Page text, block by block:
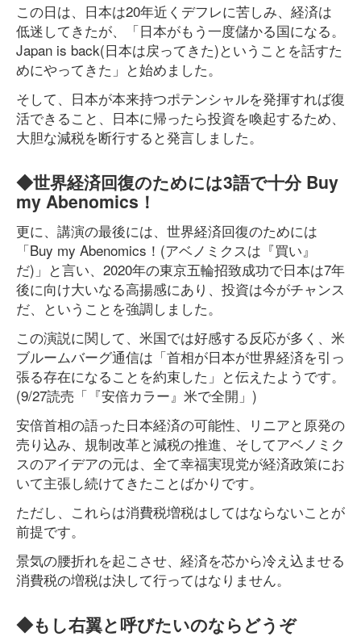
この日は、日本は20年近くデフレに苦しみ、経済は
低迷してきたが、「日本がもう一度儲かる国になる。
Japan is back(日本は戻ってきた)ということを話すた
めにやってきた」と始めました。
そして、日本が本来持つポテンシャルを発揮すれば復
活できること、日本に帰ったら投資を喚起するため、
大胆な減税を断行すると発言しました。
◆世界経済回復のためには3語で十分 Buy
my Abenomics！
更に、講演の最後には、世界経済回復のためには
「Buy my Abenomics！(アベノミクスは『買い』
だ)」と言い、2020年の東京五輪招致成功で日本は7年
後に向け大いなる高揚感にあり、投資は今がチャンス
だ、ということを強調しました。
この演説に関して、米国では好感する反応が多く、米
ブルームバーグ通信は「首相が日本が世界経済を引っ
張る存在になることを約束した」と伝えたようです。
(9/27読売「『安倍カラー』米で全開」)
安倍首相の語った日本経済の可能性、リニアと原発の
売り込み、規制改革と減税の推進、そしてアベノミク
スのアイデアの元は、全て幸福実現党が経済政策にお
いて主張し続けてきたことばかりです。
ただし、これらは消費税増税はしてはならないことが
前提です。
景気の腰折れを起こさせ、経済を芯から冷え込ませる
消費税の増税は決して行ってはなりません。
◆もし右翼と呼びたいのならどうぞ